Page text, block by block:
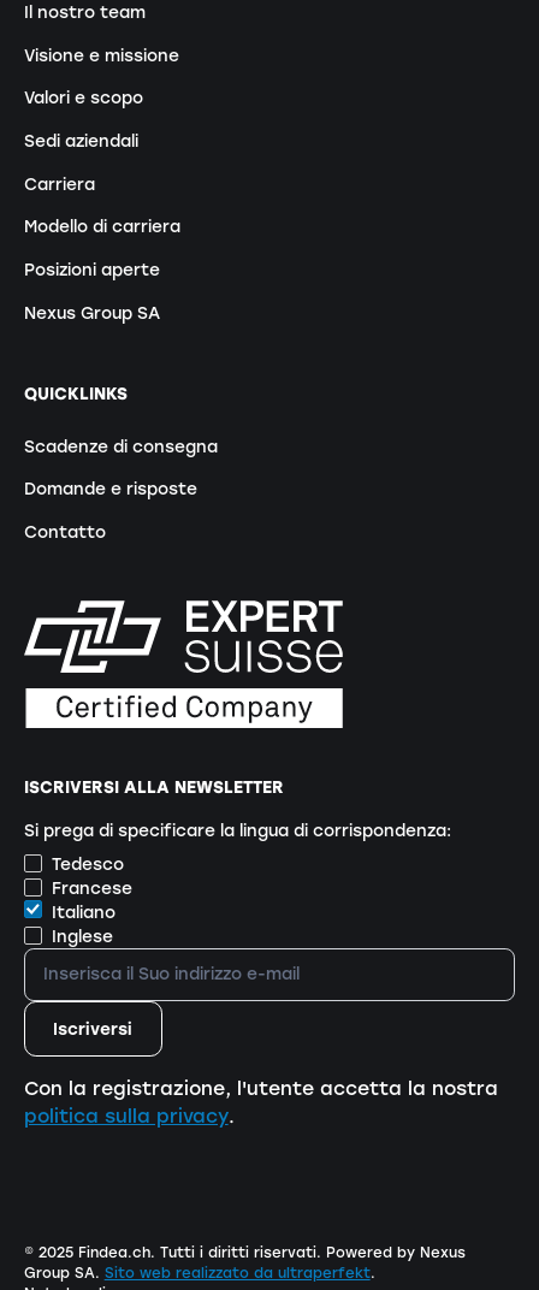
Il nostro team
Visione e missione
Valori e scopo
Sedi aziendali
Carriera
Modello di carriera
Posizioni aperte
Nexus Group SA
QUICKLINKS
Scadenze di consegna
Domande e risposte
Contatto
ISCRIVERSI ALLA NEWSLETTER
Si prega di specificare la lingua di corrispondenza:
Tedesco
Francese
Italiano
Inglese
Con la registrazione, l'utente accetta la nostra
politica sulla privacy.
© 2025 Findea.ch. Tutti i diritti riservati. Powered by Nexus
Group SA. Sito web realizzato da ultraperfekt.